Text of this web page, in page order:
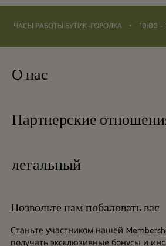
ЧАСЫ РАБОТЫ БУТИК-ГОРОДКА ⬩ 10:00 –
О нас
О La Roca Village
Загрузить приложение
Подарочная карта
Партнерские
Стать партнером
легальный
Условия и положения для
Позвольте нам побаловать вас
Станьте участником нашей
получать эксклюзивные бонусы и